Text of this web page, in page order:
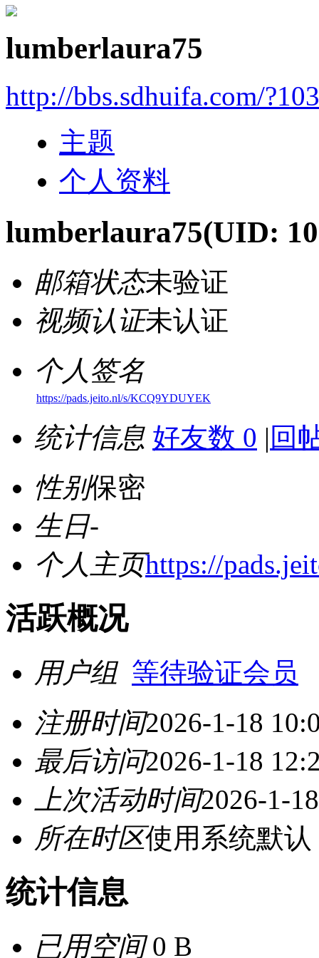
lumberlaura75
http://bbs.sdhuifa.com/
主题
个人资料
lumberlaura75(UID:
邮箱状态未验证
视频认证未认证
个人签名
https://pads.jeito.nl/s/KCQ9YDUYEK
统计信息 好友数 0 | 回
性别保密
生日-
个人主页https://
活跃概况
用户组 等待验证会员
注册时间2026-1-18
最后访问2026-1-18
上次活动时间2026-1-
所在时区使用系统默认
统计信息
已用空间0 B